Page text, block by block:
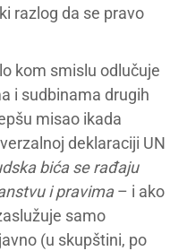
razlog da se pravo
kom smislu odlučuje
i sudbinama drugih
misao ikada
deklaraciji UN
bića se rađaju
i pravima– i ako
samo
(u skupštini, po